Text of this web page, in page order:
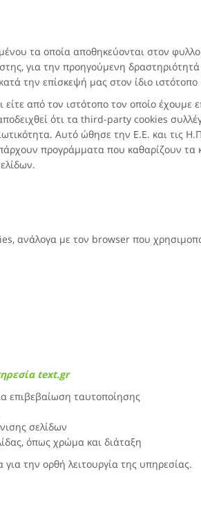
τα οποία αποθηκεύονται στον
για την προηγούμενη
την επίσκεψή μας στον ίδιο
από τον ιστότοπο τον οποίο
ότι τα third-party cookies
Αυτό ώθησε την Ε.Ε. και τις
προγράμματα που καθαρίζουν
ανάλογα με τον browser που
text.gr
επιβεβαίωση ταυτοποίησης
σελίδων
όπως χρώμα και διάταξη
την ορθή λειτουργία της υπηρεσίας.